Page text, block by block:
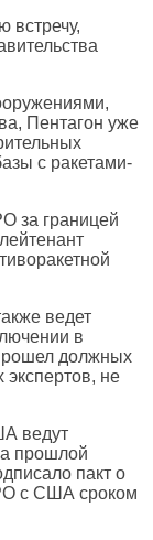
встречу,
Пентагон уже
с ракетами-
за границей
ведет
в
должных
не
ведут
прошлой
пакт о
с США сроком